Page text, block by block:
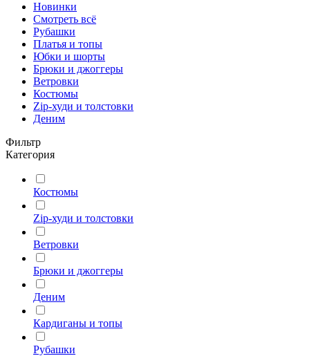
Новинки
Смотреть всё
Рубашки
Платья и топы
Юбки и шорты
Брюки и джоггеры
Ветровки
Костюмы
Zip-худи и толстовки
Деним
Фильтр
Категория
Костюмы
Zip-худи и толстовки
Ветровки
Брюки и джоггеры
Деним
Кардиганы и топы
Рубашки